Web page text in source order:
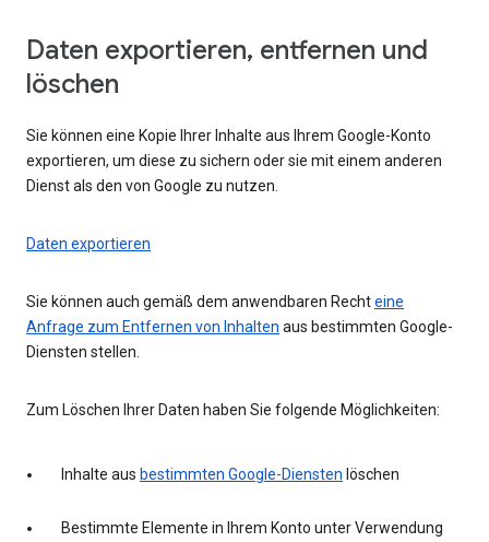
Daten exportieren, entfernen und
löschen
Sie können eine Kopie Ihrer Inhalte aus Ihrem Google-Konto
exportieren, um diese zu sichern oder sie mit einem anderen
Dienst als den von Google zu nutzen.
Daten exportieren
Sie können auch gemäß dem anwendbaren Rechteine
Anfrage zum Entfernen von Inhalten aus bestimmten Google-
Diensten stellen.
Zum Löschen Ihrer Daten haben Sie folgende Möglichkeiten:
Inhalte aus bestimmten Google-Diensten löschen
Bestimmte Elemente in Ihrem Konto unter Verwendung